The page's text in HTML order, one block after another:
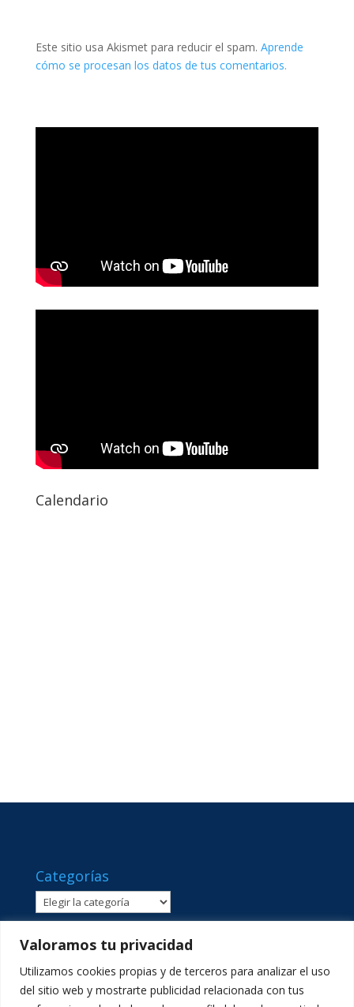
Valoramos tu privacidad
Utilizamos cookies propias y de terceros para analizar el uso
del sitio web y mostrarte publicidad relacionada con tus
Este sitio usa Akismet para reducir el spam. Aprende
cómo se procesan los datos de tus comentarios.
Calendario
Categorías
Categorías